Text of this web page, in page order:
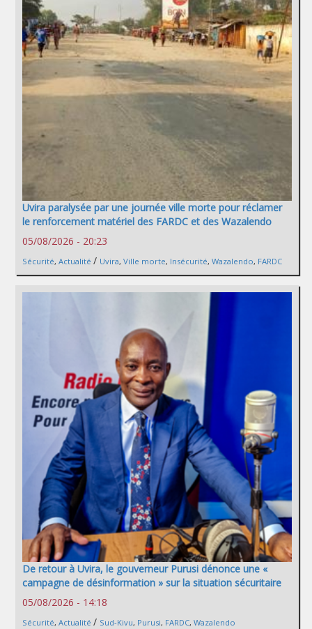
Uvira paralysée par une journée ville morte pour réclamer
le renforcement matériel des FARDC et des Wazalendo
05/08/2026 - 20:23
Sécurité, Actualité / Uvira, Ville morte, Insécurité, Wazalendo, FARDC
De retour à Uvira, le gouverneur Purusi dénonce une «
campagne de désinformation » sur la situation sécuritaire
05/08/2026 - 14:18
Sécurité, Actualité / Sud-Kivu, Purusi, FARDC, Wazalendo